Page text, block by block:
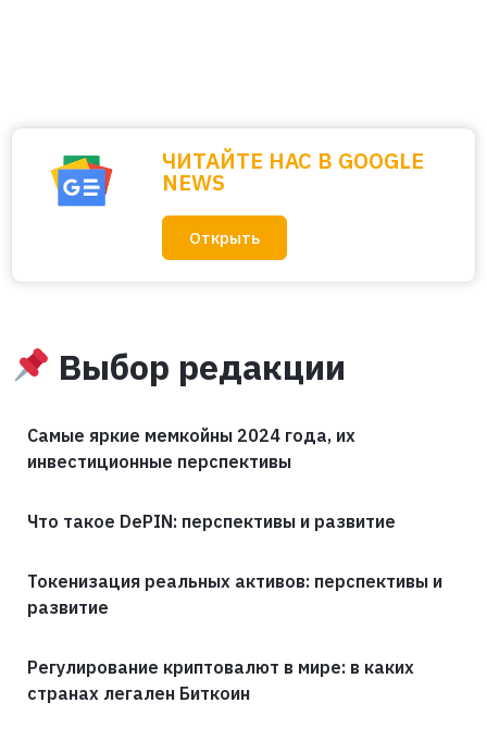
ЧИТАЙТЕ НАС В GOOGLE
NEWS
Открыть
Выбор редакции
Самые яркие мемкойны 2024 года, их
инвестиционные перспективы
Что такое DePIN: перспективы и развитие
Токенизация реальных активов: перспективы и
развитие
Регулирование криптовалют в мире: в каких
странах легален Биткоин